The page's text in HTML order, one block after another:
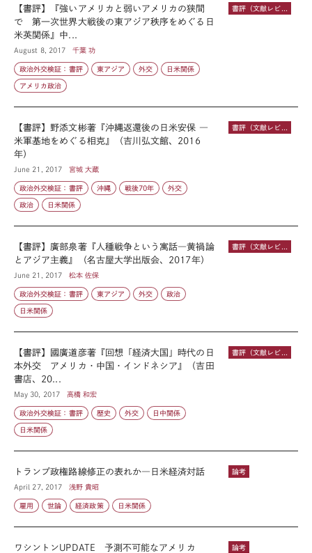
書評（文献レビュー）
【書評】『強いアメリカと弱いアメリカの狭間
で 第一次世界大戦後の東アジア秩序をめぐる日
米英関係』中...
August 8, 2017 千葉 功
政治外交検証：書評 東アジア 外交 日米関係
アメリカ政治
書評（文献レビュー）
【書評】野添文彬著『沖縄返還後の日米安保 ―
米軍基地をめぐる相克』（吉川弘文館、2016
年）
June 21, 2017 宮城 大蔵
政治外交検証：書評 沖縄 戦後70年 外交
政治 日米関係
書評（文献レビュー）
【書評】廣部泉著『人種戦争という寓話―黄禍論
とアジア主義』（名古屋大学出版会、2017年）
June 21, 2017 松本 佐保
政治外交検証：書評 東アジア 外交 政治
日米関係
書評（文献レビュー）
【書評】國廣道彦著『回想「経済大国」時代の日
本外交 アメリカ・中国・インドネシア』（吉田
書店、20...
May 30, 2017 高橋 和宏
政治外交検証：書評 歴史 外交 日中関係
日米関係
論考
トランプ政権路線修正の表れか―日米経済対話
April 27, 2017 浅野 貴昭
雇用 世論 経済政策 日米関係
論考
ワシントンUPDATE 予測不可能なアメリカ